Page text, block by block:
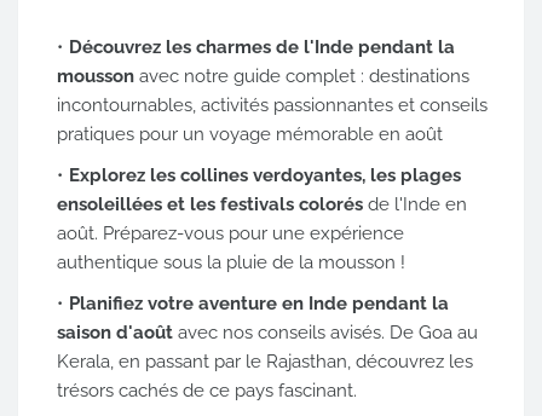
Découvrez les charmes de l'Inde pendant la
mousson avec notre guide complet : destinations
incontournables, activités passionnantes et conseils
pratiques pour un voyage mémorable en août
Explorez les collines verdoyantes, les plages
ensoleillées et les festivals colorés de l'Inde en
août. Préparez-vous pour une expérience
authentique sous la pluie de la mousson !
Planifiez votre aventure en Inde pendant la
saison d'août avec nos conseils avisés. De Goa au
Kerala, en passant par le Rajasthan, découvrez les
trésors cachés de ce pays fascinant.